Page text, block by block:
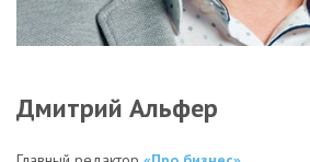
Дмитрий Альфер